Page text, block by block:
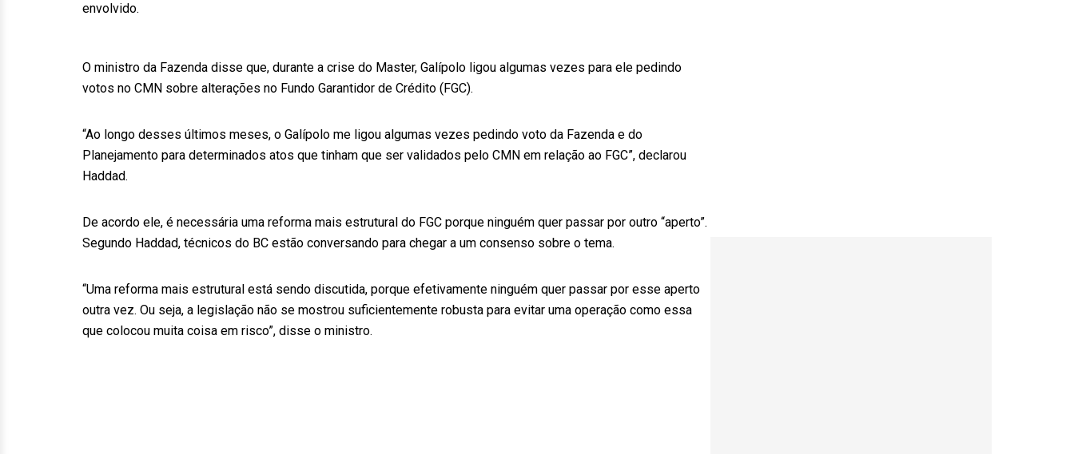
envolvido.
O ministro da Fazenda disse que, durante a crise do Master, Galípolo ligou algumas vezes para ele pedindo
votos no CMN sobre alterações no Fundo Garantidor de Crédito (FGC).
“Ao longo desses últimos meses, o Galípolo me ligou algumas vezes pedindo voto da Fazenda e do
Planejamento para determinados atos que tinham que ser validados pelo CMN em relação ao FGC”, declarou
Haddad.
De acordo ele, é necessária uma reforma mais estrutural do FGC porque ninguém quer passar por outro “aperto”.
Segundo Haddad, técnicos do BC estão conversando para chegar a um consenso sobre o tema.
“Uma reforma mais estrutural está sendo discutida, porque efetivamente ninguém quer passar por esse aperto
outra vez. Ou seja, a legislação não se mostrou suficientemente robusta para evitar uma operação como essa
que colocou muita coisa em risco”, disse o ministro.